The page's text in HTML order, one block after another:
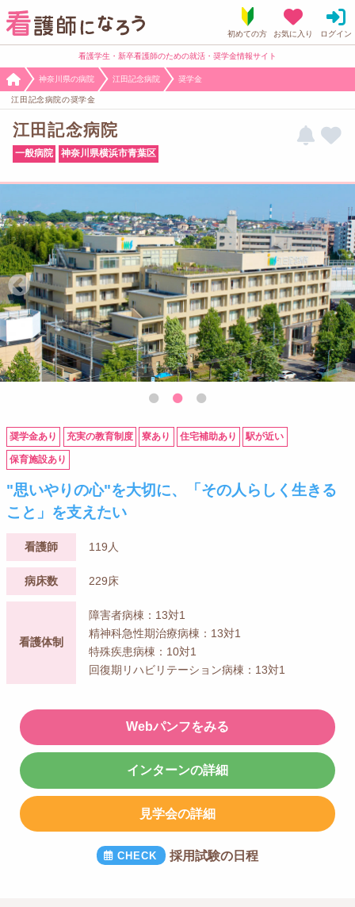
看護学生・新卒看護師のための就活・奨学金情報サイト
神奈川県の病院 江田記念病院 奨学金
江田記念病院の奨学金
江田記念病院
一般病院 神奈川県横浜市青葉区
奨学金あり 充実の教育制度 寮あり 住宅補助あり 駅が近い
保育施設あり
"思いやりの心"を大切に、「その人らしく生きる
こと」を支えたい
看護師 119人
病床数 229床
看護体制
障害者病棟：13対1
精神科急性期治療病棟：13対1
特殊疾患病棟：10対1
回復期リハビリテーション病棟：13対1
Webパンフをみる
インターンの詳細
見学会の詳細
採用試験の日程